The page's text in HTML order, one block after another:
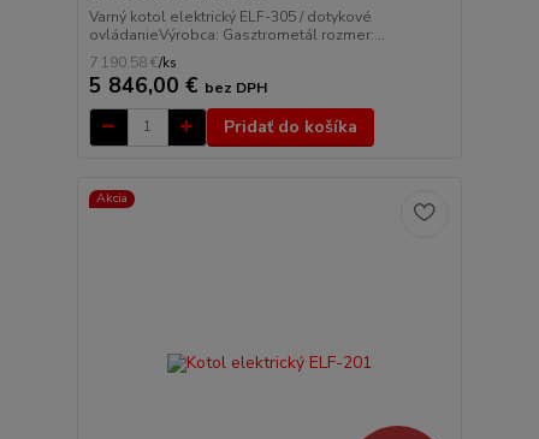
Varný kotol elektrický ELF-305 / dotykové
ovládanieVýrobca: Gasztrometál rozmer:...
7 190,58 €/ks
5 846,00 € bez DPH
Pridať do košíka
Akcia